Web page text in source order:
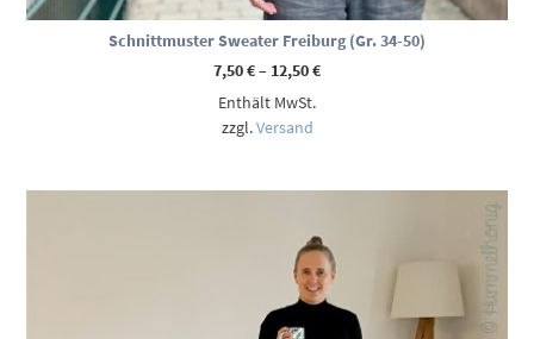
Schnittmuster Sweater Freiburg (Gr. 34-50)
7,50€– 12,50€Preisspanne:
Enthält MwSt.
zzgl.Versand